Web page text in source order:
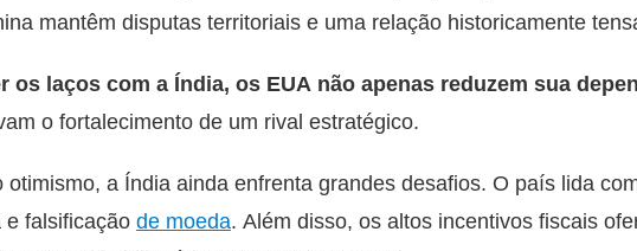
mantêm disputas territoriais e uma relação historicamente
os laços com a Índia, os EUA não apenas reduzem sua
o fortalecimento de um rival estratégico.
otimismo, a Índia ainda enfrenta grandes desafios. O país lida
falsificação de moeda. Além disso, os altos incentivos fiscais